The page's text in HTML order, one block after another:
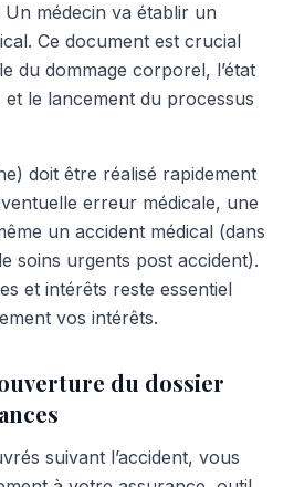
Un médecin va établir un
Ce document est crucial
du dommage corporel, l’état
et le lancement du processus
doit être réalisé rapidement
erreur médicale, une
un accident médical (dans
soins urgents post accident).
et intérêts reste essentiel
vos intérêts.
du dossier
suivant l’accident, vous